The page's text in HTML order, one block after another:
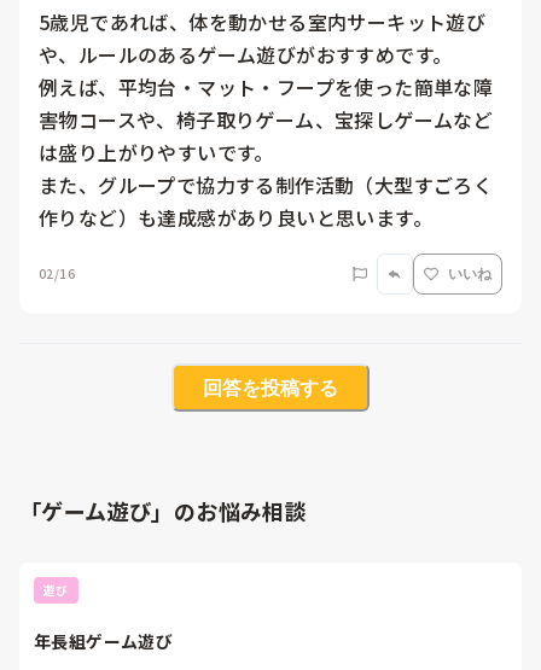
5歳児であれば、体を動かせる室内サーキット遊び
や、ルールのあるゲーム遊びがおすすめです。
例えば、平均台・マット・フープを使った簡単な障
害物コースや、椅子取りゲーム、宝探しゲームなど
は盛り上がりやすいです。
また、グループで協力する制作活動（大型すごろく
02/16 いいね
回答を投稿する
「ゲーム遊び」のお悩み相談
遊び
年長組ゲーム遊び